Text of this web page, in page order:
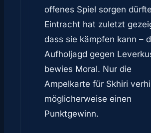
offenes Spiel sorgen
Eintracht hat zuletzt
dass sie kämpfen kann –
Aufholjagd gegen
bewies Moral. Nur die
Ampelkarte für Skhiri
möglicherweise einen
Punktgewinn.